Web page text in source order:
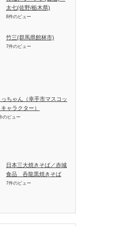
太七(佐野/栃木県)
8件のビュー
竹三(群馬県館林市)
7件のビュー
っちゃん（幸手市マスコッ
ャラクター）
のビュー
日本三大焼きそば／赤城
食品 呑龍黒焼きそば
7件のビュー